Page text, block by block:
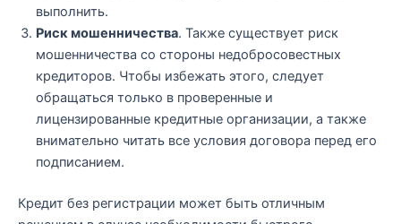
выполнить.
Риск мошенничества. Также существует риск
мошенничества со стороны недобросовестных
кредиторов. Чтобы избежать этого, следует
обращаться только в проверенные и
лицензированные кредитные организации, а также
внимательно читать все условия договора перед его
подписанием.
Кредит без регистрации может быть отличным